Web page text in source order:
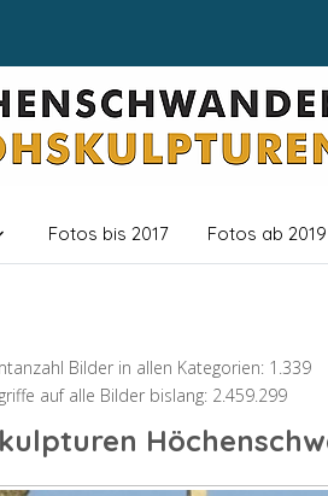
Fotos bis 2017 Fotos ab 2019
Bilder in allen Kategorien: 1.339
auf alle Bilder bislang: 2.459.299